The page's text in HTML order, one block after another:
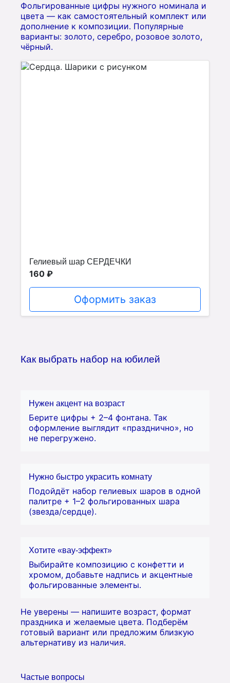
Фольгированные цифры нужного номинала и
цвета — как самостоятельный комплект или
дополнение к композиции. Популярные
варианты: золото, серебро, розовое золото,
чёрный.
Гелиевый шар СЕРДЕЧКИ
160 ₽
Оформить заказ
Как выбрать набор на юбилей
Нужен акцент на возраст
Берите цифры + 2–4 фонтана. Так
оформление выглядит «празднично», но
не перегружено.
Нужно быстро украсить комнату
Подойдёт набор гелиевых шаров в одной
палитре + 1–2 фольгированных шара
(звезда/сердце).
Хотите «вау-эффект»
Выбирайте композицию с конфетти и
хромом, добавьте надпись и акцентные
фольгированные элементы.
Не уверены — напишите возраст, формат
праздника и желаемые цвета. Подберём
готовый вариант или предложим близкую
альтернативу из наличия.
Частые вопросы